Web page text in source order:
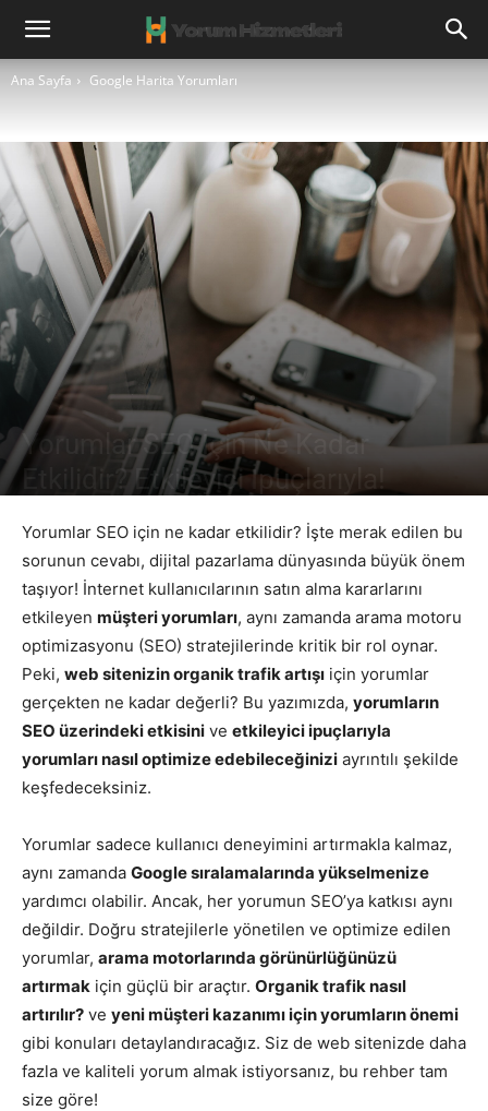
Ana Sayfa Google Harita Yorumları
Yorumlar SEO İçin Ne Kadar
Etkilidir? Etkileyici İpuçlarıyla!
Yorumlar SEO için ne kadar etkilidir? İşte merak edilen bu
sorunun cevabı, dijital pazarlama dünyasında büyük önem
taşıyor! İnternet kullanıcılarının satın alma kararlarını
etkileyen müşteri yorumları, aynı zamanda arama motoru
optimizasyonu (SEO) stratejilerinde kritik bir rol oynar.
Peki, web sitenizin organik trafik artışı için yorumlar
gerçekten ne kadar değerli? Bu yazımızda, yorumların
SEO üzerindeki etkisini ve etkileyici ipuçlarıyla
yorumları nasıl optimize edebileceğinizi ayrıntılı şekilde
keşfedeceksiniz.
Yorumlar sadece kullanıcı deneyimini artırmakla kalmaz,
aynı zamanda Google sıralamalarında yükselmenize
yardımcı olabilir. Ancak, her yorumun SEO’ya katkısı aynı
değildir. Doğru stratejilerle yönetilen ve optimize edilen
yorumlar, arama motorlarında görünürlüğünüzü
artırmak için güçlü bir araçtır. Organik trafik nasıl
artırılır? ve yeni müşteri kazanımı için yorumların önemi
gibi konuları detaylandıracağız. Siz de web sitenizde daha
fazla ve kaliteli yorum almak istiyorsanız, bu rehber tam
size göre!